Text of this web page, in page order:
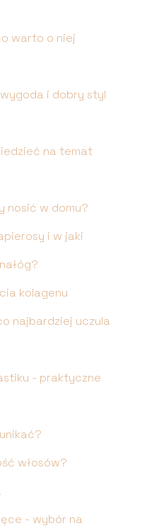
warto o niej
i dobry styl
na temat
nosić w domu?
i w jaki
kolagenu
najbardziej uczula
- praktyczne
włosów?
- wybór na